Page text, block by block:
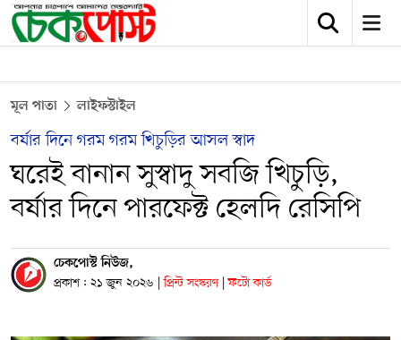
মূল পাতা লাইফস্টাইল
বর্ষার দিনে গরম গরম খিচুড়ির আসল স্বাদ
ঘরেই বানান সুস্বাদু সবজি খিচুড়ি,
বর্ষার দিনে পারফেক্ট হেলদি রেসিপি
চেকপোস্ট নিউজ,
প্রকাশ : ২১ জুন ২০২৬ | প্রিন্ট সংস্করণ | ফটো কার্ড